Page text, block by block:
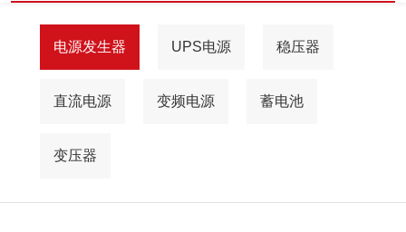
电源发生器 UPS电源 稳压器
直流电源 变频电源 蓄电池
变压器